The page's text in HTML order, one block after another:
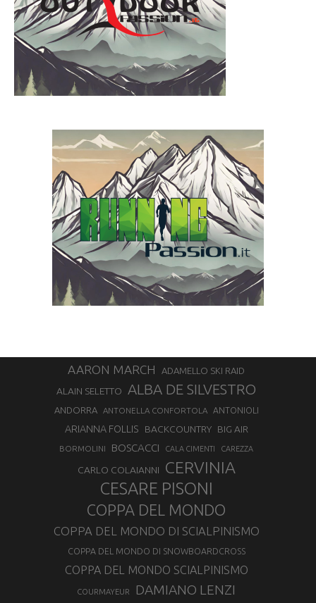
AARON MARCH ADAMELLO SKI RAID
ALAIN SELETTO ALBA DE SILVESTRO
ANDORRA ANTONELLA CONFORTOLA ANTONIOLI
ARIANNA FOLLIS BACKCOUNTRY BIG AIR
BORMOLINI BOSCACCI CALA CIMENTI CAREZZA
CARLO COLAIANNI CERVINIA
CESARE PISONI
COPPA DEL MONDO
COPPA DEL MONDO DI SCIALPINISMO
COPPA DEL MONDO DI SNOWBOARDCROSS
COPPA DEL MONDO SCIALPINISMO
COURMAYEUR DAMIANO LENZI